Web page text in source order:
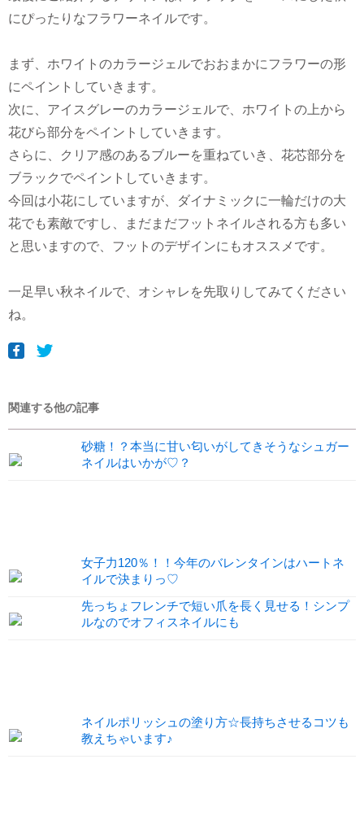
にぴったりなフラワーネイルです。
まず、ホワイトのカラージェルでおおまかにフラワーの形
にペイントしていきます。
次に、アイスグレーのカラージェルで、ホワイトの上から
花びら部分をペイントしていきます。
さらに、クリア感のあるブルーを重ねていき、花芯部分を
ブラックでペイントしていきます。
今回は小花にしていますが、ダイナミックに一輪だけの大
花でも素敵ですし、まだまだフットネイルされる方も多い
と思いますので、フットのデザインにもオススメです。
一足早い秋ネイルで、オシャレを先取りしてみてください
ね。
関連する他の記事
砂糖！？本当に甘い匂いがしてきそうなシュガー
ネイルはいかが♡？
女子力120％！！今年のバレンタインはハートネ
イルで決まりっ♡
先っちょフレンチで短い爪を長く見せる！シンプ
ルなのでオフィスネイルにも
ネイルポリッシュの塗り方☆長持ちさせるコツも
教えちゃいます♪